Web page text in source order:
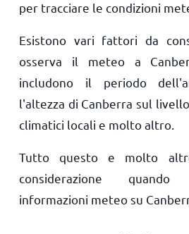
per tracciare le condizioni
Esistono vari fattori da
osserva il meteo a
includono il periodo
l'altezza di Canberra sul
climatici locali e molto altro.
Tutto questo e molto
considerazione
informazioni meteo su